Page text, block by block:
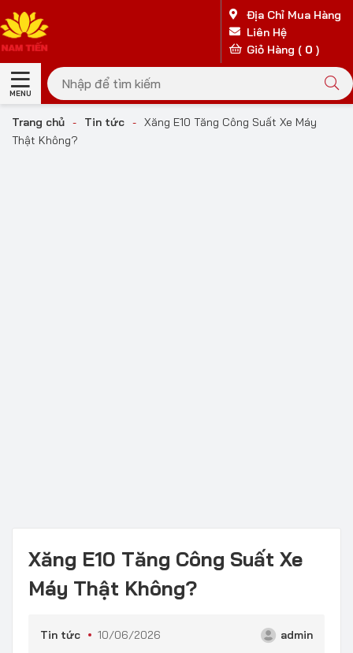
Địa Chỉ Mua Hàng
Liên Hệ
Giỏ Hàng ( 0 )
MENU
Trang chủ - Tin tức - Xăng E10 Tăng Công Suất Xe Máy
Thật Không?
Xăng E10 Tăng Công Suất Xe
Máy Thật Không?
Tin tức 10/06/2026 admin